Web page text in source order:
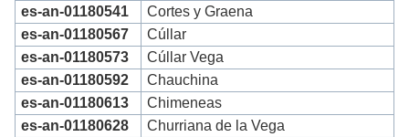
es-an-01180541
Cortes y Graena
es-an-01180567
Cúllar
es-an-01180573
Cúllar Vega
es-an-01180592
Chauchina
es-an-01180613
Chimeneas
es-an-01180628
Churriana de la Vega